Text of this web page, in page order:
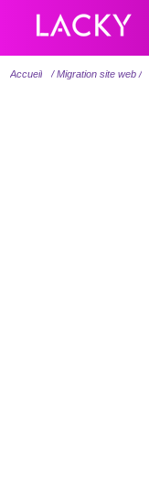
Accueil / Migration site web /